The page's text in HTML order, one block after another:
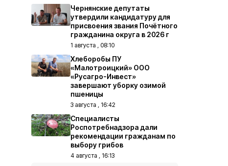
Чернянские депутаты
утвердили кандидатуру для
присвоения звания Почётного
гражданина округа в 2026 г
1 августа , 08:10
Хлеборобы ПУ
«Малотроицкий» ООО
«Русагро-Инвест»
завершают уборку озимой
пшеницы
3 августа , 16:42
Специалисты
Роспотребнадзора дали
рекомендации гражданам по
выбору грибов
4 августа , 16:13